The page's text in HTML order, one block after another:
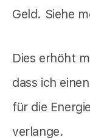
Geld. Siehe
Dies erhöht
dass ich
für die
verlange.